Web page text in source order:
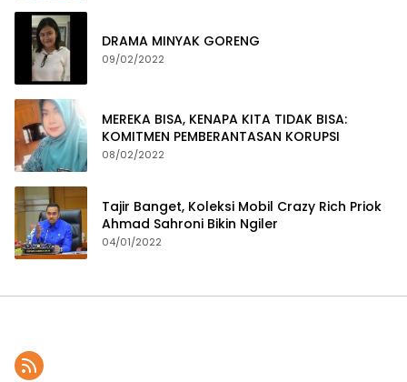
DRAMA MINYAK GORENG
09/02/2022
MEREKA BISA, KENAPA KITA TIDAK BISA:
KOMITMEN PEMBERANTASAN KORUPSI
08/02/2022
Tajir Banget, Koleksi Mobil Crazy Rich Priok
Ahmad Sahroni Bikin Ngiler
04/01/2022